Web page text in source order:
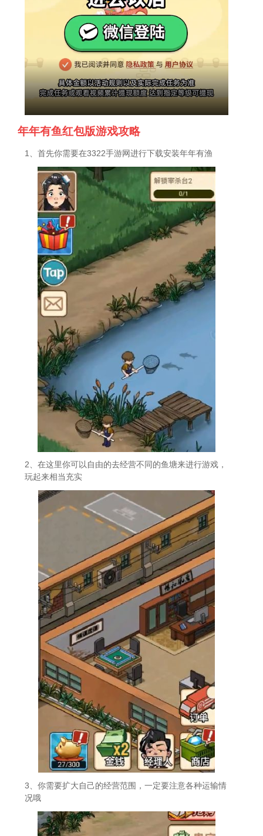
年年有鱼红包版游戏攻略
1、首先你需要在3322手游网进行下载安装年年有渔
2、在这里你可以自由的去经营不同的鱼塘来进行游戏，
玩起来相当充实
3、你需要扩大自己的经营范围，一定要注意各种运输情
况哦